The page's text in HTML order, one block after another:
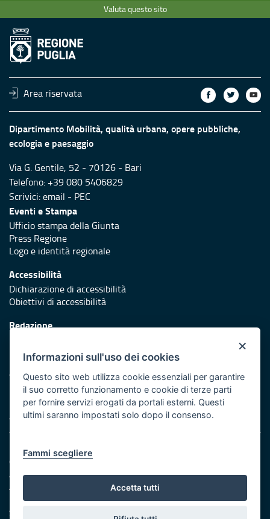
Valuta questo sito
Area riservata
Dipartimento Mobilità, qualità urbana, opere pubbliche,
ecologia e paesaggio
Via G. Gentile, 52 - 70126 - Bari
Telefono: +39 080 5406829
Scrivici:email - PEC
Eventi e Stampa
Ufficio stampa della Giunta
Press Regione
Logo e identità regionale
Accessibilità
Dichiarazione di accessibilità
Obiettivi di accessibilità
Redazione
Protezione civile
Vai al sito di Protezione Civile Puglia
Iniziativa finanziata con risorse del POR Puglia 2014/2020 -
Asse XI
Note legali
Cookie e privacy
Amministrazione trasparente
Atti di notifica
Feed RSS
Servizi intranet
×
Informazioni sull'uso dei cookies
Questo sito web utilizza cookie essenziali per garantire
il suo corretto funzionamento e cookie di terze parti
per fornire servizi erogati da portali esterni. Questi
ultimi saranno impostati solo dopo il consenso.
Fammi scegliere
Accetta tutti